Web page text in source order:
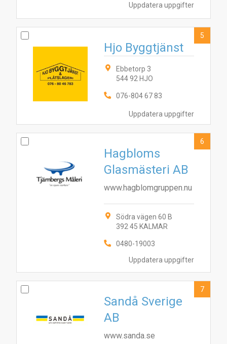
Uppdatera uppgifter
Uppdatera uppgifter
Hjo Byggtjänst
Ebbetorp 3
544 92 HJO
076-804 67 83
5
Uppdatera uppgifter
Hagbloms
Glasmästeri AB
www.hagblomgruppen.nu
Södra vägen 60 B
392 45 KALMAR
0480-19003
6
Sandå Sverige
AB
www.sanda.se
7